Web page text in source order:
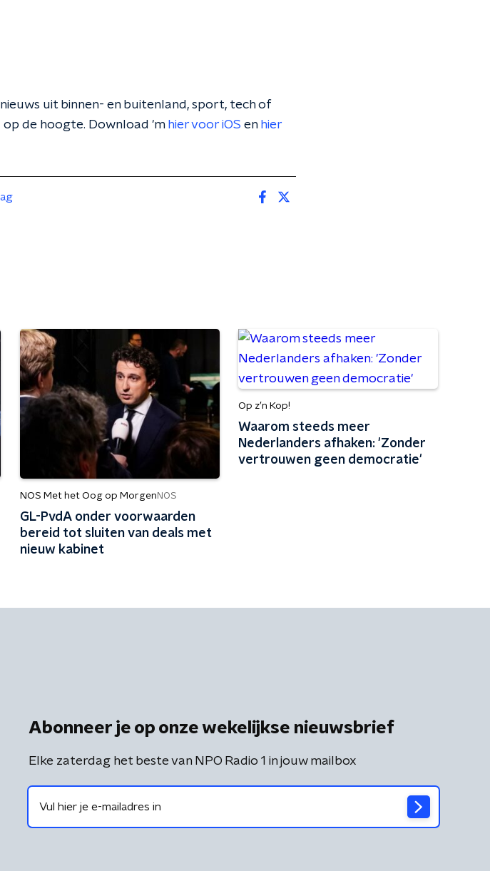
uit binnen- en buitenland, sport, tech of
op de hoogte. Download 'm hier voor iOS en hier
NOS Met het Oog op Morgen NOS
GL-PvdA onder voorwaarden
bereid tot sluiten van deals met
nieuw kabinet
Op z’n Kop!
Waarom steeds meer
Nederlanders afhaken: 'Zonder
vertrouwen geen democratie'
Abonneer je op onze wekelijkse nieuwsbrief
Elke zaterdag het beste van NPO Radio 1 in jouw mailbox